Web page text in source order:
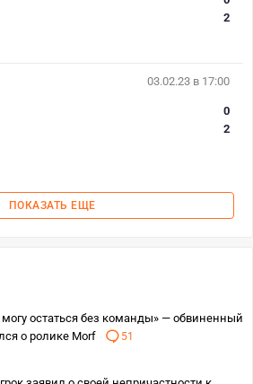
2
03.02.23 в 17:00
0
2
ПОКАЗАТЬ ЕЩЕ
могу остаться без команды» — обвиненный
о ролике Morf
51